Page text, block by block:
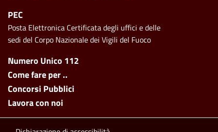
Footer side menu
Numero Unico 112
Come fare per ..
Concorsi Pubblici
Lavora con noi
PEC
Posta Elettronica Certificata degli uffici e delle
sedi del Corpo Nazionale dei Vigili del Fuoco